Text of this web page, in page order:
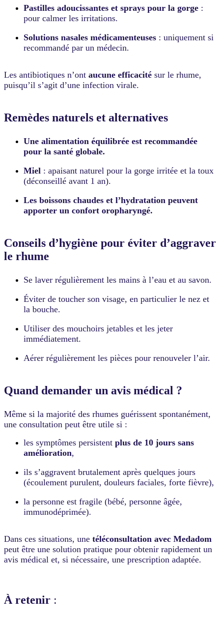
Pastilles adoucissantes et sprays pour la gorge :
pour calmer les irritations.
Solutions nasales médicamenteuses : uniquement si
recommandé par un médecin.
Les antibiotiques n’ont aucune efficacité sur le rhume,
puisqu’il s’agit d’une infection virale.
Remèdes naturels et alternatives
Une alimentation équilibrée est recommandée
pour la santé globale.
Miel : apaisant naturel pour la gorge irritée et la toux
(déconseillé avant 1 an).
Les boissons chaudes et l’hydratation peuvent
apporter un confort oropharyngé.
Conseils d’hygiène pour éviter d’aggraver
le rhume
Se laver régulièrement les mains à l’eau et au savon.
Éviter de toucher son visage, en particulier le nez et
la bouche.
Utiliser des mouchoirs jetables et les jeter
immédiatement.
Aérer régulièrement les pièces pour renouveler l’air.
Quand demander un avis médical ?
Même si la majorité des rhumes guérissent spontanément,
une consultation peut être utile si :
les symptômes persistent plus de 10 jours sans
amélioration,
ils s’aggravent brutalement après quelques jours
(écoulement purulent, douleurs faciales, forte fièvre),
la personne est fragile (bébé, personne âgée,
immunodéprimée).
Dans ces situations, une téléconsultation avec Medadom
peut être une solution pratique pour obtenir rapidement un
avis médical et, si nécessaire, une prescription adaptée.
À retenir :